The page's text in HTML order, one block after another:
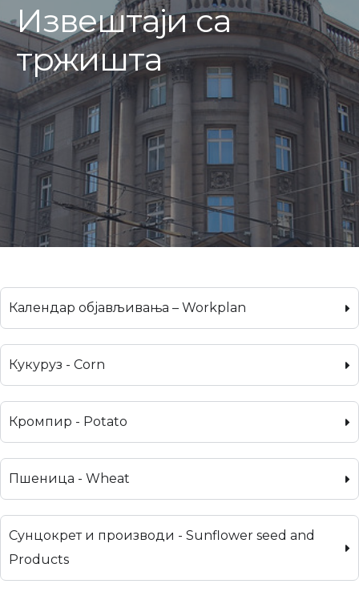
Извештаји са
тржишта
Календар објављивања – Workplan
Кукуруз - Corn
Кромпир - Potato
Пшеница - Wheat
Сунцокрет и производи - Sunflower seed and
Products